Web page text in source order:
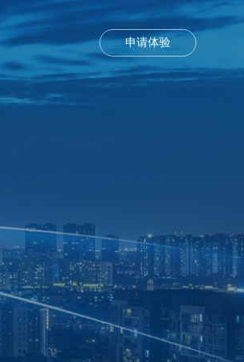
申请体验